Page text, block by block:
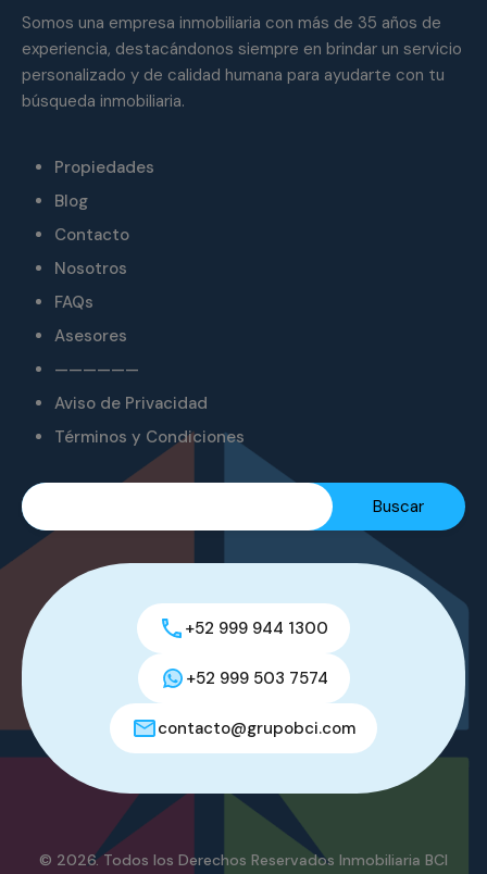
Somos una empresa inmobiliaria con más de 35 años de
experiencia, destacándonos siempre en brindar un servicio
personalizado y de calidad humana para ayudarte con tu
búsqueda inmobiliaria.
Propiedades
Blog
Contacto
Nosotros
FAQs
Asesores
——————
Aviso de Privacidad
Términos y Condiciones
+52 999 944 1300
+52 999 503 7574
contacto@grupobci.com
© 2026. Todos los Derechos Reservados Inmobiliaria BCI